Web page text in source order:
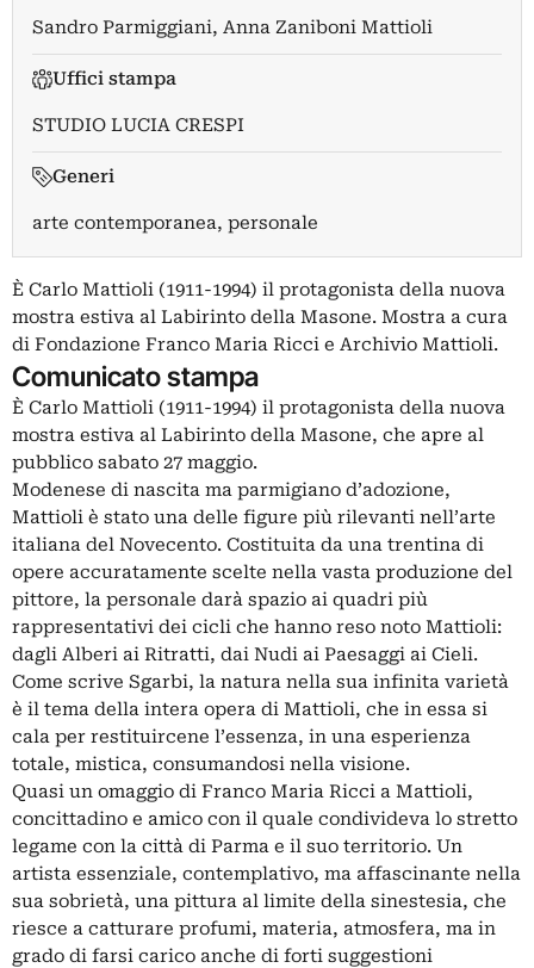
Sandro Parmiggiani, Anna Zaniboni Mattioli
Uffici stampa
STUDIO LUCIA CRESPI
Generi
arte contemporanea, personale
È Carlo Mattioli (1911-1994) il protagonista della nuova
mostra estiva al Labirinto della Masone. Mostra a cura
di Fondazione Franco Maria Ricci e Archivio Mattioli.
Comunicato stampa
È Carlo Mattioli (1911-1994) il protagonista della nuova
mostra estiva al Labirinto della Masone, che apre al
pubblico sabato 27 maggio.
Modenese di nascita ma parmigiano d’adozione,
Mattioli è stato una delle figure più rilevanti nell’arte
italiana del Novecento. Costituita da una trentina di
opere accuratamente scelte nella vasta produzione del
pittore, la personale darà spazio ai quadri più
rappresentativi dei cicli che hanno reso noto Mattioli:
dagli Alberi ai Ritratti, dai Nudi ai Paesaggi ai Cieli.
Come scrive Sgarbi, la natura nella sua infinita varietà
è il tema della intera opera di Mattioli, che in essa si
cala per restituircene l’essenza, in una esperienza
totale, mistica, consumandosi nella visione.
Quasi un omaggio di Franco Maria Ricci a Mattioli,
concittadino e amico con il quale condivideva lo stretto
legame con la città di Parma e il suo territorio. Un
artista essenziale, contemplativo, ma affascinante nella
sua sobrietà, una pittura al limite della sinestesia, che
riesce a catturare profumi, materia, atmosfera, ma in
grado di farsi carico anche di forti suggestioni